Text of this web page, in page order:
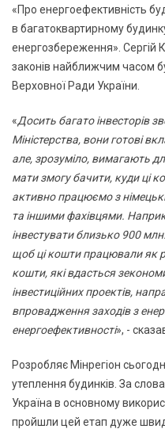
«Про енергоефективність
в багатоквартирному
енергозбереження». Сергій
законів найближчим часом
Верховної Ради України.
«Досить багато інвесторів
Міністерства, вони готові
але, зрозуміло, вимагають
мати змогу бачити, куди ці
активно працюємо з
та іншими фахівцями.
інвестувати близько 900
щоб ці кошти працювали як
кошти, які вдасться
інвестиційних проектів,
впровадження заходів з
енергоефективності», -
Розробляє Мінрегіон
утеплення будинків. За
Україна в основному
пройшли цей етап дуже